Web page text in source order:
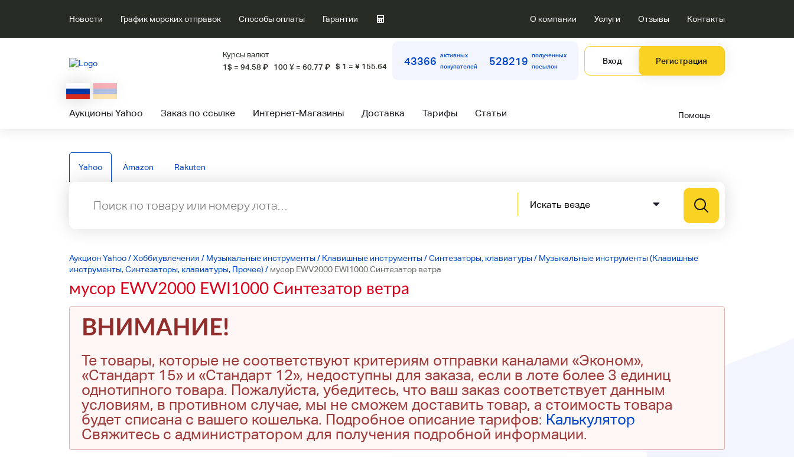
Новости График морских отправок Способы оплаты Гарантии О компании Услуги Отзывы Контакты
Курсы валют
1$ = 94.58 ₽ 100 ¥ = 60.77 ₽ $ 1 = ¥ 155.64 43366
активных
покупателей
528219
полученных
посылок
Вход Регистрация
Аукционы Yahoo Заказ по ссылке Интернет-Магазины Доставка Тарифы Статьи Помощь
Yahoo Amazon Rakuten
Аукцион Yahoo/Хобби,увлечения / Музыкальные инструменты/ Клавишные инструменты/Синтезаторы, клавиатуры/ Музыкальные инструменты (Клавишные
инструменты, Синтезаторы, клавиатуры, Прочее) / мусор EWV2000 EWI1000 Синтезатор ветра
мусор EWV2000 EWI1000 Синтезатор ветра
ВНИМАНИЕ!
Те товары, которые не соответствуют критериям отправки каналами «Эконом»,
«Стандарт 15» и «Стандарт 12», недоступны для заказа, если в лоте более 3 единиц
однотипного товара. Пожалуйста, убедитесь, что ваш заказ соответствует данным
условиям, в противном случае, мы не сможем доставить товар, а стоимость товара
будет списана с вашего кошелька. Подробное описание тарифов: Калькулятор
Свяжитесь с администратором для получения подробной информации.